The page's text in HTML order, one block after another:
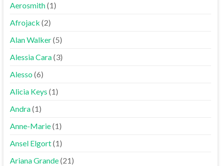
Aerosmith(1)
Afrojack (2)
Alan Walker(5)
Alessia Cara(3)
Alesso(6)
Alicia Keys (1)
Andra(1)
Anne-Marie(1)
Ansel Elgort(1)
Ariana Grande(21)